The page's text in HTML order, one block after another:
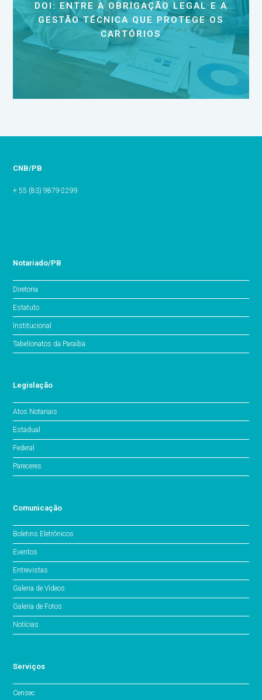
DOI: ENTRE A OBRIGAÇÃO LEGAL E A
GESTÃO TÉCNICA QUE PROTEGE OS
CARTÓRIOS
CNB/PB
+ 55 (83) 9879-2299
Notariado/PB
Diretoria
Estatuto
Institucional
Tabelionatos da Paraíba
Legislação
Atos Notariais
Estadual
Federal
Pareceres
Comunicação
Boletins Eletrônicos
Eventos
Entrevistas
Galeria de Vídeos
Galeria de Fotos
Notícias
Serviços
Censec